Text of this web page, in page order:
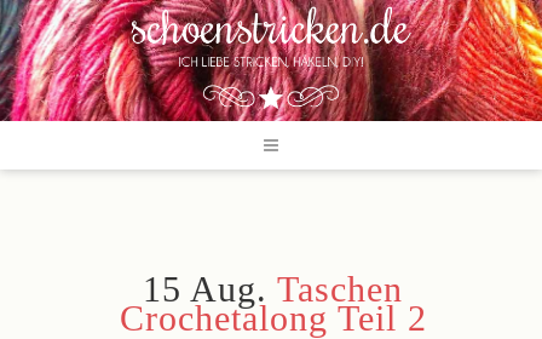
15 Aug. Taschen
Crochetalong Teil 2